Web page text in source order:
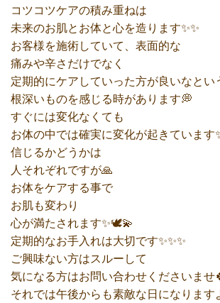
コツコツケアの積み重ねは
未来のお肌とお体と心を造ります✨✨
お客様を施術していて、表面的な
痛みや辛さだけでなく
定期的にケアしていった方が良いなとい
根深いものを感じる時があります💭
すぐには変化なくても
お体の中では確実に変化が起きています
信じるかどうかは
人それぞれですが🙏
お体をケアする事で
お肌も変わり
心が満たされます✨🕊️💫
定期的なお手入れは大切です✨✨✨
ご興味ない方はスルーして
気になる方はお問い合わせくださいませ
それでは午後からも素敵な日になります